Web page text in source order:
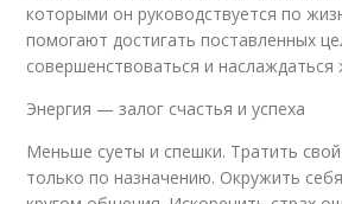
которыми он руководствуется по
помогают достигать поставленных
совершенствоваться и наслаждаться
Энергия — залог счастья и успеха
Меньше суеты и спешки. Тратить
только по назначению. Окружить